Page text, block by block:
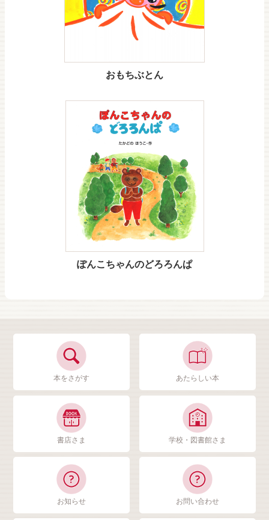
おもちぶとん
ぽんこちゃんのどろろんぱ
本をさがす あたらしい本
書店さま 学校・図書館さま
お知らせ お問い合わせ